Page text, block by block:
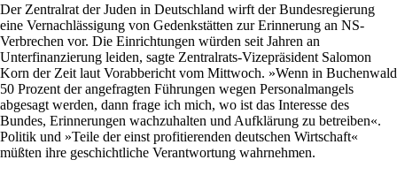
Der Zentralrat der Juden in Deutschland wirft der Bundesregierung
eine Vernachlässigung von Gedenkstätten zur Erinnerung an NS-
Verbrechen vor. Die Einrichtungen würden seit Jahren an
Unterfinanzierung leiden, sagte Zentralrats-Vizepräsident Salomon
Korn der Zeit laut Vorabbericht vom Mittwoch. »Wenn in Buchenwald
50 Prozent der angefragten Führungen wegen Personalmangels
abgesagt werden, dann frage ich mich, wo ist das Interesse des
Bundes, Erinnerungen wachzuhalten und Aufklärung zu betreiben«.
Politik und »Teile der einst profitierenden deutschen Wirtschaft«
müßten ihre geschichtliche Verantwortung wahrnehmen.